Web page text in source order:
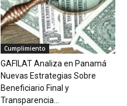
Cumplimiento
GAFILAT Analiza en Panamá
Nuevas Estrategias Sobre
Beneficiario Final y
Transparencia...